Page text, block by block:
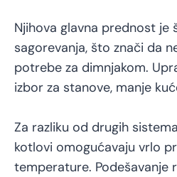
Njihova glavna prednost je
sagorevanja, što znači da
potrebe za dimnjakom.
izbor za stanove, manje
Za razliku od drugih
kotlovi omogućavaju vrlo
temperature. Podešavanje